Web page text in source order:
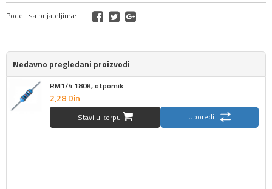
Podeli sa prijateljima:
Nedavno pregledani proizvodi
RM1/4 180K, otpornik
2,28Din
Stavi u korpu Uporedi